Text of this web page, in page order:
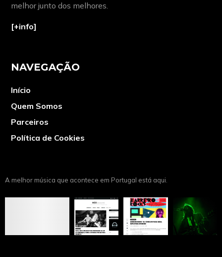
melhor junto dos melhores.
[+info]
NAVEGAÇÃO
Início
Quem Somos
Parceiros
Política de Cookies
A melhor música que acontece em Portugal está aqui.